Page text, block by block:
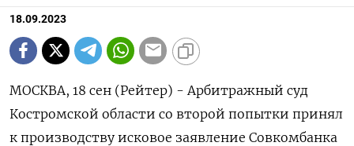
18.09.2023
МОСКВА, 18 сен (Рейтер) - Арбитражный суд
Костромской области со второй попытки принял
к производству исковое заявление Совкомбанка